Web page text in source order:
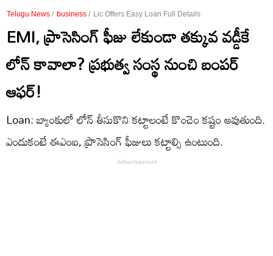
Telugu News / business / Lic Offers Easy Loan Full Details
EMI, ప్రాసెసింగ్ ఫీజు లేకుండా తక్కువ వడ్డీకే
లోన్ కావాలా? ప్రభుత్వ సంస్థ నుంచి బంపర్
ఆఫర్!
Loan: బ్యాంకులో లోన్ తీసుకొని కట్టాలంటే కొంచెం కష్టం అవుతుంది.
ఎందుకంటే ఈ‌ఎం‌ఐ, ప్రొసెసింగ్ ఫీజులు కట్టాల్సి ఉంటుంది.